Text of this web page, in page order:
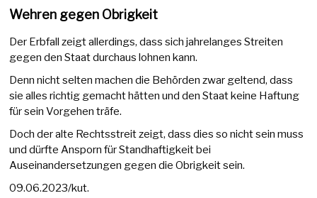
Wehren gegen Obrigkeit
Der Erbfall zeigt allerdings, dass sich jahrelanges Streiten
gegen den Staat durchaus lohnen kann.
Denn nicht selten machen die Behörden zwar geltend, dass
sie alles richtig gemacht hätten und den Staat keine Haftung
für sein Vorgehen träfe.
Doch der alte Rechtsstreit zeigt, dass dies so nicht sein muss
und dürfte Ansporn für Standhaftigkeit bei
Auseinandersetzungen gegen die Obrigkeit sein.
09.06.2023/kut.